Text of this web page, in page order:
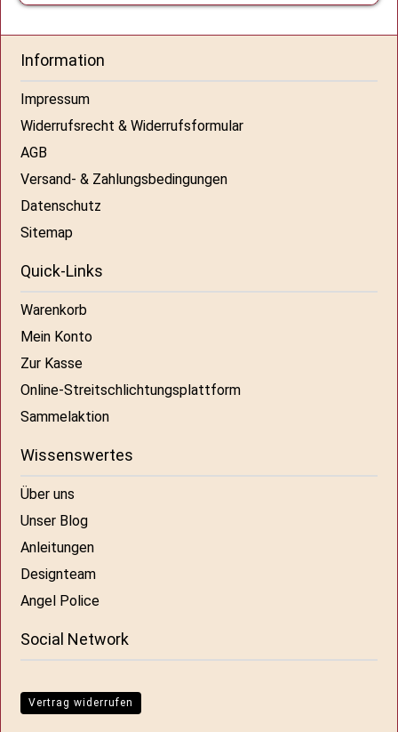
Information
Impressum
Widerrufsrecht & Widerrufsformular
AGB
Versand- & Zahlungsbedingungen
Datenschutz
Sitemap
Quick-Links
Warenkorb
Mein Konto
Zur Kasse
Online-Streitschlichtungsplattform
Sammelaktion
Wissenswertes
Über uns
Unser Blog
Anleitungen
Designteam
Angel Police
Social Network
Vertrag widerrufen